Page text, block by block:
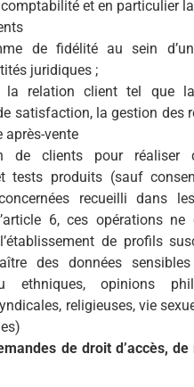
et en particulier
de fidélité au sein
juridiques ;
relation client tel que la
satisfaction, la gestion des
après-vente
de clients pour réaliser
tests produits (sauf
recueilli dans
6, ces opérations ne
de profils
des données
ethniques, opinions
religieuses, vie
de droit d’accès,